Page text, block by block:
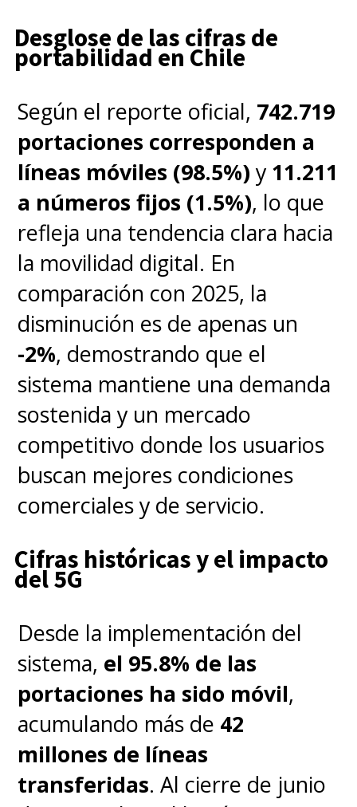
Desglose de las cifras de
portabilidad en Chile
Según el reporte oficial, 742.719
portaciones corresponden a
líneas móviles (98.5%) y 11.211
a números fijos (1.5%), lo que
refleja una tendencia clara hacia
la movilidad digital. En
comparación con 2025, la
disminución es de apenas un
-2%, demostrando que el
sistema mantiene una demanda
sostenida y un mercado
competitivo donde los usuarios
buscan mejores condiciones
comerciales y de servicio.
Cifras históricas y el impacto
del 5G
Desde la implementación del
sistema, el 95.8% de las
portaciones ha sido móvil,
acumulando más de 42
millones de líneas
transferidas. Al cierre de junio